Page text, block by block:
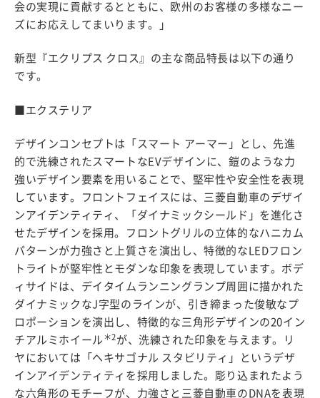
会の実現に貢献するとともに、欧州のお客様の多様なニー
ズにお応えしてまいります。」
新型『エクリプス クロス』の主な商品特長は以下の通り
です。
■エクステリア
デザインコンセプトは「スマート アーマー」とし、先進
的で洗練されたスマートなEVデザインに、鎧のような力
強いデザイン要素を用いることで、堅牢性や安全性を表現
しています。フロントフェイスには、三菱自動車のデザイ
ンアイデンティティ、「ダイナミックシールド」を進化さ
せたデザインを採用。フロントグリルの立体的なハニカム
パターンが力強さと上質さを演出し、特徴的なLEDフロン
トライトが堅牢性とモダンな印象を表現しています。ボデ
ィサイドは、デイタイムランニングランプ周囲に描かれた
ダイナミックなJ字型のラインが、引き締まった俊敏なプ
ロポーションを演出し、特徴的な三角形デザインの20イン
チアルミホイール ＊2が、洗練された印象を与えます。リ
ヤにおいては「ヘキサゴナル スタビリティ」というデザ
インアイデンティティを採用しました。彫り込まれたよう
な六角形のモチーフが、力強さと三菱自動車のDNAを表現